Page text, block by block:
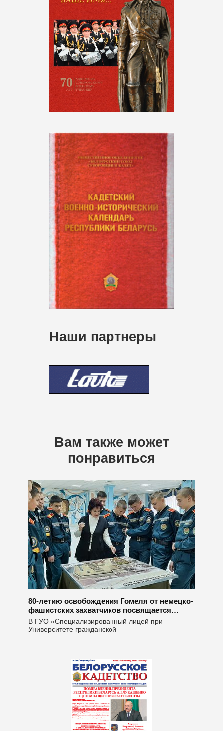
Наши партнеры
Вам также может
понравиться
80-летию освобождения Гомеля от немецко-
фашистских захватчиков посвящается…
В ГУО «Специализированный лицей при
Университете гражданской